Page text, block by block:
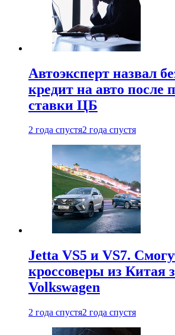
Автоэксперт назвал
кредит на авто после
ставки ЦБ
2 года спустя2 года спустя
Jetta VS5 и VS7.
кроссоверы из Китая
Volkswagen
2 года спустя2 года спустя